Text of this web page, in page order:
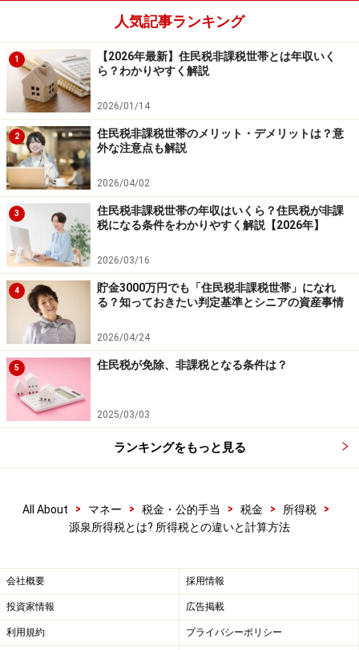
この源泉徴収税は、扶養親族の人数が加味されて金額が
決まります。所得税はその他にも、生命保険料控除など
様々な控除があります。これらは会社が行う年末調整で
考慮され、正式な所得税額が決まります。源泉徴収され
た税額と正式な税額とを清算して、多くの会社員はこの
ように、全て会社が税金の処理をしてくれています。
ただ、医療費控除や住宅ローン控除（1年目）などは年
末調整で手続きができませんので、確定申告をしないと
いけません。また、年収2000万円超の人なども確定申告
をする必要があります。
退職金は勤続年数から自動的に決まる
額が決まります。
課税退職所得金額は、
（退職手当等の収入 － 退職所得控除額※1）÷ ２
人気記事ランキング
1
【2026年最新】住民税非課税世帯とは年収いく
ら？わかりやすく解説
2026/01/14
2
住民税非課税世帯のメリット・デメリットは？意
外な注意点も解説
2026/04/02
3
住民税非課税世帯の年収はいくら？住民税が非課
税になる条件をわかりやすく解説【2026年】
2026/03/16
4
貯金3000万円でも「住民税非課税世帯」になれ
る？知っておきたい判定基準とシニアの資産事情
2026/04/24
5 住民税が免除、非課税となる条件は？
2025/03/03
ランキングをもっと見る
All About > マネー > 税金・公的手当 > 税金 > 所得税
>
源泉所得税とは? 所得税との違いと計算方法
会社概要 採用情報
投資家情報 広告掲載
利用規約 プライバシーポリシー